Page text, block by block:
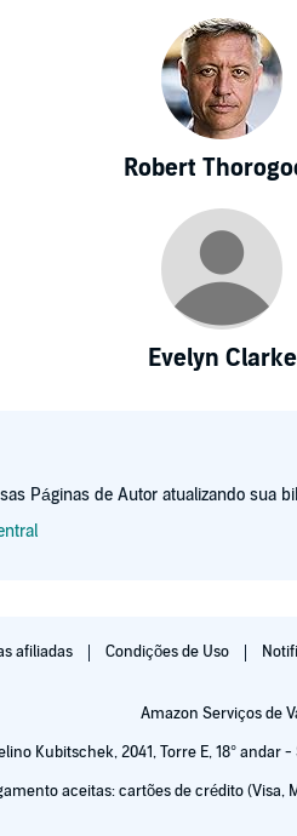
Robert
Evelyn Clarke
Páginas de Autor atualizando sua
afiliadas Condições de Uso
Amazon Serviços de
Kubitschek, 2041, Torre E, 18° andar -
aceitas: cartões de crédito (Visa,